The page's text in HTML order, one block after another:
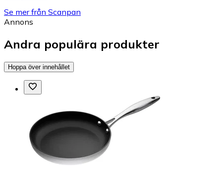
Se mer från Scanpan
Annons
Andra populära produkter
Hoppa över innehållet